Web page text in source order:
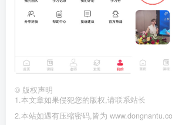
© 版权声明
1.本文章如果侵犯您的版权,请联系站长
2.本站如遇有压缩密码,皆为